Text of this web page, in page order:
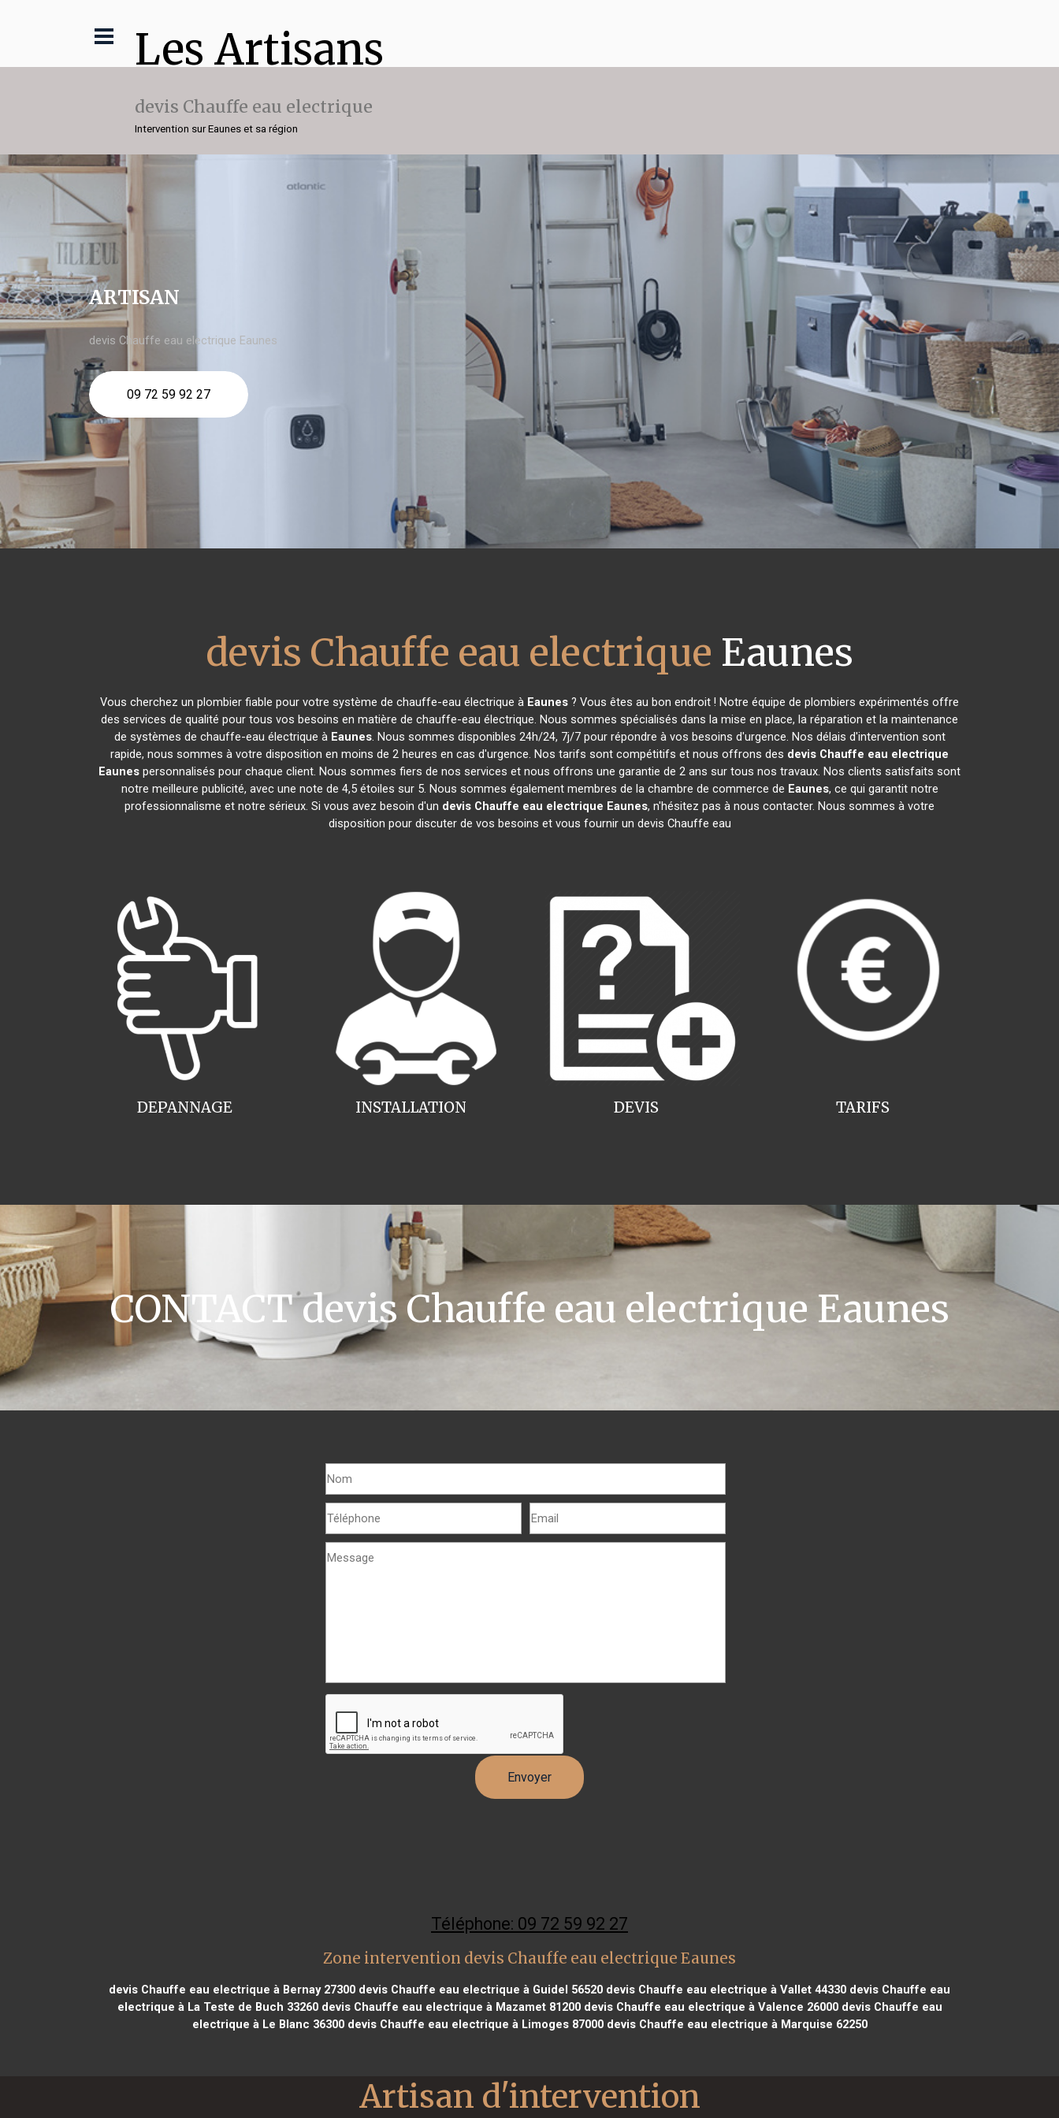
Les Artisans
devis Chauffe eau electrique
Intervention sur Eaunes et sa région
ARTISAN
devis Chauffe eau electrique Eaunes
09 72 59 92 27
devis Chauffe eau electrique Eaunes
Vous cherchez un plombier fiable pour votre système de chauffe-eau électrique à Eaunes ? Vous êtes au bon endroit ! Notre équipe de plombiers expérimentés offre
des services de qualité pour tous vos besoins en matière de chauffe-eau électrique. Nous sommes spécialisés dans la mise en place, la réparation et la maintenance
de systèmes de chauffe-eau électrique à Eaunes. Nous sommes disponibles 24h/24, 7j/7 pour répondre à vos besoins d'urgence. Nos délais d'intervention sont
rapide, nous sommes à votre disposition en moins de 2 heures en cas d'urgence. Nos tarifs sont compétitifs et nous offrons des devis Chauffe eau electrique
Eaunes personnalisés pour chaque client. Nous sommes fiers de nos services et nous offrons une garantie de 2 ans sur tous nos travaux. Nos clients satisfaits sont
notre meilleure publicité, avec une note de 4,5 étoiles sur 5. Nous sommes également membres de la chambre de commerce de Eaunes, ce qui garantit notre
professionnalisme et notre sérieux. Si vous avez besoin d'un devis Chauffe eau electrique Eaunes, n'hésitez pas à nous contacter. Nous sommes à votre
disposition pour discuter de vos besoins et vous fournir un devis Chauffe eau
INSTALLATION
DEPANNAGE TARIFS
DEVIS
CONTACT devis Chauffe eau electrique Eaunes
Téléphone: 09 72 59 92 27
Zone intervention devis Chauffe eau electrique Eaunes
devis Chauffe eau electrique à Bernay 27300 devis Chauffe eau electrique à Guidel 56520 devis Chauffe eau electrique à Vallet 44330 devis Chauffe eau
electrique à La Teste de Buch 33260devis Chauffe eau electrique à Mazamet 81200devis Chauffe eau electrique à Valence 26000devis Chauffe eau
electrique à Le Blanc 36300devis Chauffe eau electrique à Limoges 87000devis Chauffe eau electrique à Marquise 62250
Artisan d'intervention